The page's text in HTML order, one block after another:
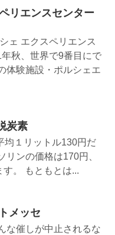
リエンスセンター
ェ エクスペリエンス
秋、世界で9番目にで
体験施設・ポルシェエ
炭素
均１リットル130円だ
リンの価格は170円、
。 もともとは...
メッセ
な催しが中止されるな